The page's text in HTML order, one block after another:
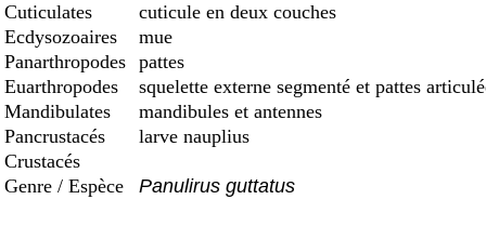
Cuticulates
cuticule en deux couches
Ecdysozoaires
mue
Panarthropodes pattes
Euarthropodes
squelette externe segmenté et pattes
Mandibulates
mandibules et antennes
Pancrustacés
larve nauplius
Crustacés
Genre / Espèce
Panulirus guttatus